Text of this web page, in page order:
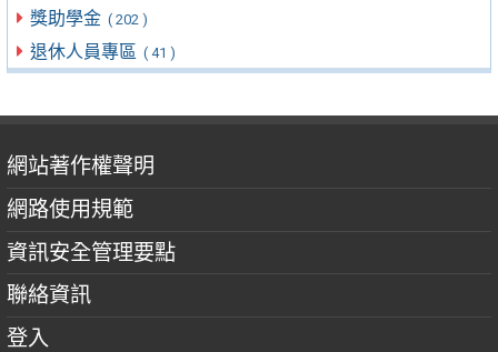
獎助學金 ( 202 )
退休人員專區 ( 41 )
網站著作權聲明
網路使用規範
資訊安全管理要點
聯絡資訊
登入